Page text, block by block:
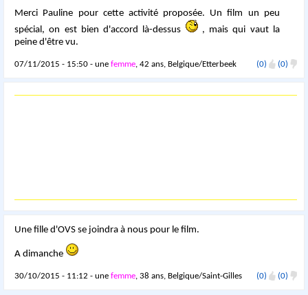
Merci Pauline pour cette activité proposée. Un film un peu
spécial, on est bien d'accord là-dessus
, mais qui vaut la
peine d'être vu.
07/11/2015 - 15:50 - unefemme, 42 ans, Belgique/Etterbeek (0) (0)
Une fille d'OVS se joindra à nous pour le film.
A dimanche
30/10/2015 - 11:12 - unefemme, 38 ans, Belgique/Saint-Gilles (0) (0)